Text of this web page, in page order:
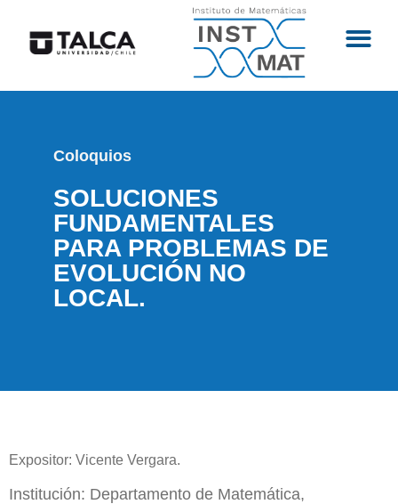
Coloquios
SOLUCIONES
FUNDAMENTALES
PARA PROBLEMAS DE
EVOLUCIÓN NO
LOCAL.
Expositor: Vicente Vergara.
Institución: Departamento de Matemática,